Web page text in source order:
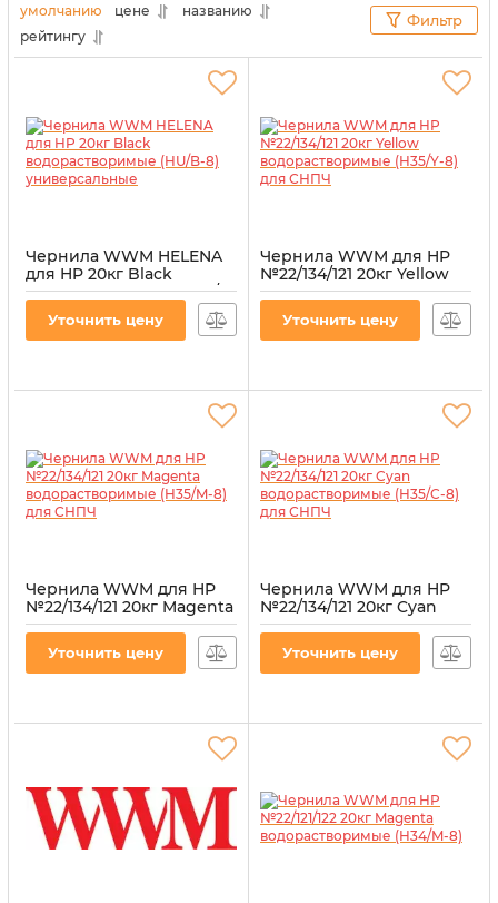
«Витратник»сделали это за вас. В данном разделе
представлены товары, максимально совместимые
с данной моделью печатающего оборудования.
умолчанию цене
названию
рейтингу
Фильтр
Чернила WWM HELENA
для HP 20кг Black
водорастворимые (HU/B-
Уточнить цену
Чернила WWM для HP
№22/134/121 20кг Yellow
водорастворимые
Уточнить цену
Чернила WWM для HP
№22/134/121 20кг Magenta
водорастворимые
H35/M-8
Уточнить цену
Чернила WWM для HP
№22/134/121 20кг Cyan
водорастворимые
H35/C-8
Уточнить цену